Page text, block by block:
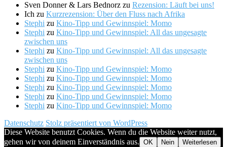
Sven Donner & Lars Bednorz zu Rezension: Läuft bei uns!
Ich zu Kurzrezension: Über den Fluss nach Afrika
Stephi zu Kino-Tipp und Gewinnspiel: Momo
Stephi zu Kino-Tipp und Gewinnspiel: All das ungesagte
zwischen uns
Stephi zu Kino-Tipp und Gewinnspiel: All das ungesagte
zwischen uns
Stephi zu Kino-Tipp und Gewinnspiel: Momo
Stephi zu Kino-Tipp und Gewinnspiel: Momo
Stephi zu Kino-Tipp und Gewinnspiel: Momo
Stephi zu Kino-Tipp und Gewinnspiel: Momo
Stephi zu Kino-Tipp und Gewinnspiel: Momo
Datenschutz Stolz präsentiert von WordPress
Diese Website benutzt Cookies. Wenn du die Website weiter nutzt,
gehen wir von deinem Einverständnis aus. OK Nein Weiterlesen